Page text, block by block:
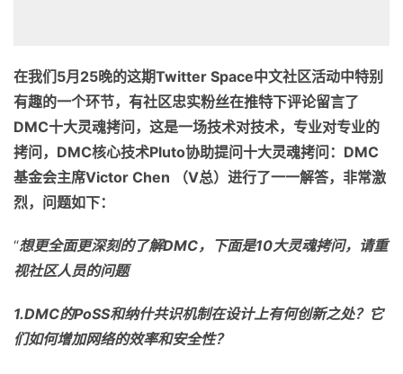
在我们5月25晚的这期Twitter Space中文社区活动中特别
有趣的一个环节，有社区忠实粉丝在推特下评论留言了
DMC十大灵魂拷问，这是一场技术对技术，专业对专业的
拷问， DMC核心技术Pluto协助提问十大灵魂拷问： DMC
基金会主席Victor Chen （V总） 进行了一一解答， 非常激
烈，问题如下：
“想更全面更深刻的了解DMC， 下面是10大灵魂拷问，请重
视社区人员的问题
1.DMC的PoSS和纳什共识机制在设计上有何创新之处？它
们如何增加网络的效率和安全性？